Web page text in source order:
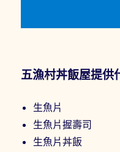
五漁村丼飯屋提供
生魚片
生魚片握壽司
生魚片丼飯